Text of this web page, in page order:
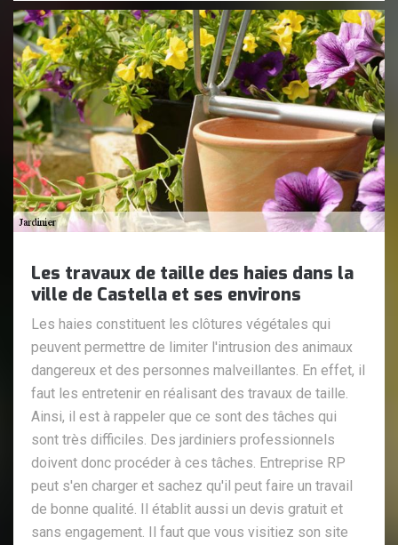
Les travaux de taille des haies dans la
ville de Castella et ses environs
Les haies constituent les clôtures végétales qui
peuvent permettre de limiter l'intrusion des animaux
dangereux et des personnes malveillantes. En effet, il
faut les entretenir en réalisant des travaux de taille.
Ainsi, il est à rappeler que ce sont des tâches qui
sont très difficiles. Des jardiniers professionnels
doivent donc procéder à ces tâches. Entreprise RP
peut s'en charger et sachez qu'il peut faire un travail
de bonne qualité. Il établit aussi un devis gratuit et
sans engagement. Il faut que vous visitiez son site